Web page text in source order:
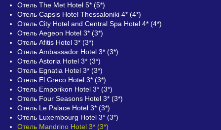
Отель The Met Hotel 5* (5*)
Отель Capsis Hotel Thessaloniki 4* (4*)
Отель City Hotel and Central Spa Hotel 4* (4*)
Отель Aegeon Hotel 3* (3*)
Отель Afitis Hotel 3* (3*)
Отель Ambassador Hotel 3* (3*)
Отель Astoria Hotel 3* (3*)
Отель Egnatia Hotel 3* (3*)
Отель El Greco Hotel 3* (3*)
Отель Emporikon Hotel 3* (3*)
Отель Four Seasons Hotel 3* (3*)
Отель Le Palace Hotel 3* (3*)
Отель Luxembourg Hotel 3* (3*)
Отель Mandrino Hotel 3* (3*)